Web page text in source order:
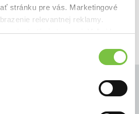
stránku pre vás. Marketingové
relevantnej reklamy.
aj s tretími stranami. Veľmi by